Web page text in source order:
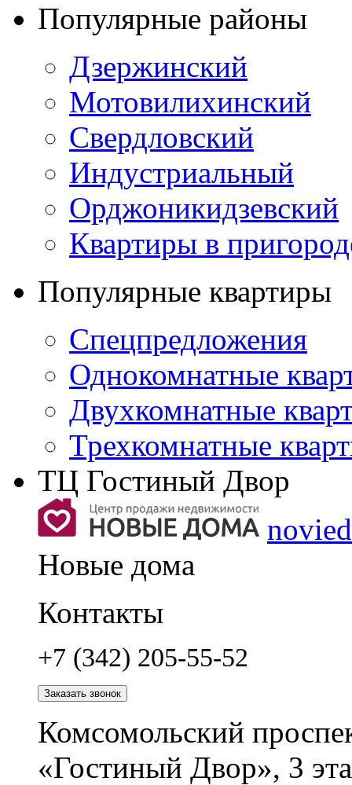
Популярные районы
Дзержинский
Мотовилихинский
Свердловский
Индустриальный
Орджоникидзевский
Квартиры в
Популярные квартиры
Спецпредложения
Однокомнатные
Двухкомнатные
Трехкомнатные
ТЦ Гостиный Двор
Новые дома
Контакты
+7 (342) 205-55-52
Заказать звонок
Комсомольский
«Гостиный Двор», 3